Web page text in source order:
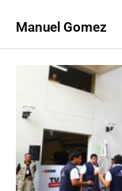
Manuel Gomez